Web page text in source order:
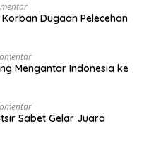
Dugaan Pelecehan
Mengantar Indonesia ke
Sabet Gelar Juara